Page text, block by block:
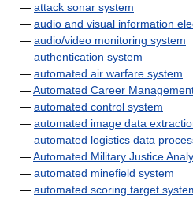
— attack sonar system
— audio and visual information
— audio/video monitoring system
— authentication system
— automated air warfare system
—Automated Career
— automated control system
— automated image data
— automated logistics data
—Automated Military Justice
— automated minefield system
— automated scoring target